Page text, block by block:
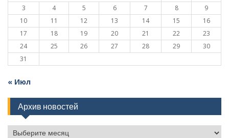
3
4 5 6 7 8
9
10
11 12 13 14 15
16
17
18 19 20 21 22
23
24
25 26 27 28 29
30
31
« Июл
Архив новостей
Архив